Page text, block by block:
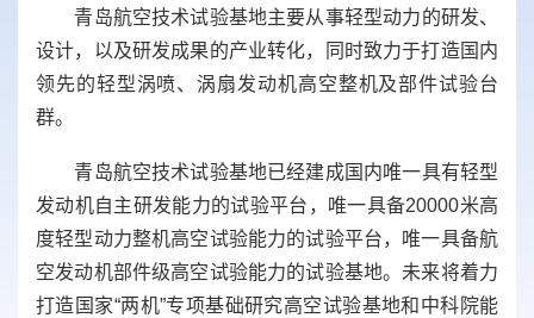
青岛航空技术试验基地主要从事轻型动力的研发、
设计，以及研发成果的产业转化，同时致力于打造国内
领先的轻型涡喷、涡扇发动机高空整机及部件试验台
群。
青岛航空技术试验基地已经建成国内唯一具有轻型
发动机自主研发能力的试验平台，唯一具备20000米高
度轻型动力整机高空试验能力的试验平台，唯一具备航
空发动机部件级高空试验能力的试验基地。未来将着力
打造国家“两机”专项基础研究高空试验基地和中科院能